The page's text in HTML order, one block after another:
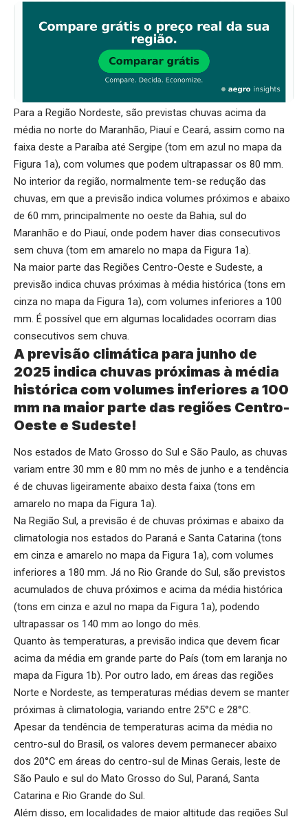
Para a Região Nordeste, são previstas chuvas acima da
média no norte do Maranhão, Piauí e Ceará, assim como na
faixa deste a Paraíba até Sergipe (tom em azul no mapa da
Figura 1a), com volumes que podem ultrapassar os 80 mm.
No interior da região, normalmente tem-se redução das
chuvas, em que a previsão indica volumes próximos e abaixo
de 60 mm, principalmente no oeste da Bahia, sul do
Maranhão e do Piauí, onde podem haver dias consecutivos
sem chuva (tom em amarelo no mapa da Figura 1a).
Na maior parte das Regiões Centro-Oeste e Sudeste, a
previsão indica chuvas próximas à média histórica (tons em
cinza no mapa da Figura 1a), com volumes inferiores a 100
mm. É possível que em algumas localidades ocorram dias
consecutivos sem chuva.
A previsão climática para junho de
2025 indica chuvas próximas à média
histórica com volumes inferiores a 100
mm na maior parte das regiões Centro-
Oeste e Sudeste!
Nos estados de Mato Grosso do Sul e São Paulo, as chuvas
variam entre 30 mm e 80 mm no mês de junho e a tendência
é de chuvas ligeiramente abaixo desta faixa (tons em
amarelo no mapa da Figura 1a).
Na Região Sul, a previsão é de chuvas próximas e abaixo da
climatologia nos estados do Paraná e Santa Catarina (tons
em cinza e amarelo no mapa da Figura 1a), com volumes
inferiores a 180 mm. Já no Rio Grande do Sul, são previstos
acumulados de chuva próximos e acima da média histórica
(tons em cinza e azul no mapa da Figura 1a), podendo
ultrapassar os 140 mm ao longo do mês.
Quanto às temperaturas, a previsão indica que devem ficar
acima da média em grande parte do País (tom em laranja no
mapa da Figura 1b). Por outro lado, em áreas das regiões
Norte e Nordeste, as temperaturas médias devem se manter
próximas à climatologia, variando entre 25°C e 28°C.
Apesar da tendência de temperaturas acima da média no
centro-sul do Brasil, os valores devem permanecer abaixo
dos 20°C em áreas do centro-sul de Minas Gerais, leste de
São Paulo e sul do Mato Grosso do Sul, Paraná, Santa
Catarina e Rio Grande do Sul.
Além disso, em localidades de maior altitude das regiões Sul